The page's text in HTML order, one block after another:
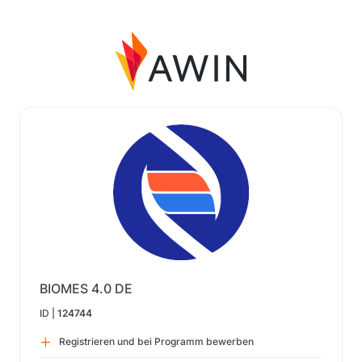
BIOMES 4.0 DE
ID | 124744
Registrieren und bei Programm bewerben